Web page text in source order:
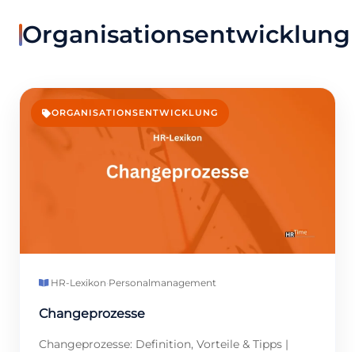
Organisationsentwicklung
ORGANISATIONSENTWICKLUNG
HR-Lexikon·Personalmanagement
Changeprozesse
Changeprozesse: Definition, Vorteile & Tipps |